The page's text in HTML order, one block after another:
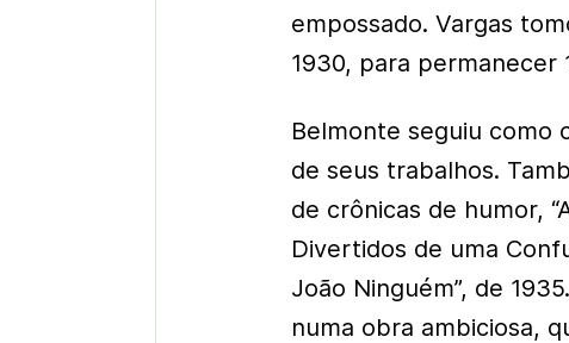
empossado. Vargas
1930, para permanecer
Belmonte seguiu como
de seus trabalhos.
de crônicas de humor,
Divertidos de uma
João Ninguém”, de
numa obra ambiciosa,